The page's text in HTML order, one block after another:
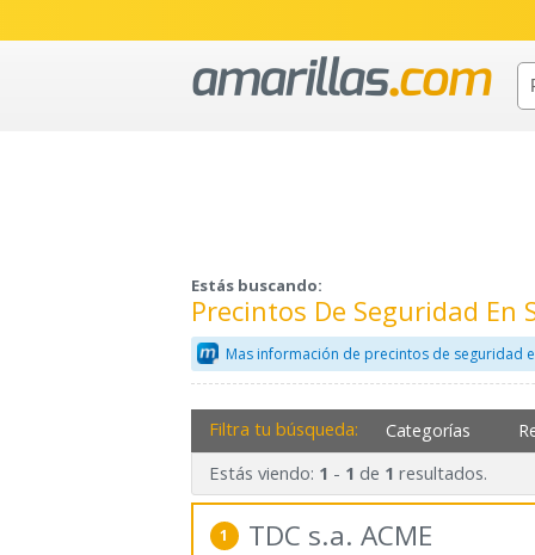
Estás buscando:
Precintos De Seguridad
Mas información de precintos de seguridad
Filtra tu búsqueda: Categorías
Estás viendo: 1 - 1 de 1 resultados.
1 TDC s.a. ACME